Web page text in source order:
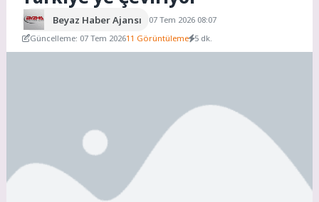
Beyaz Haber Ajansı
07 Tem 2026 08:07
Güncelleme: 07 Tem 202611 Görüntüleme 5 dk.